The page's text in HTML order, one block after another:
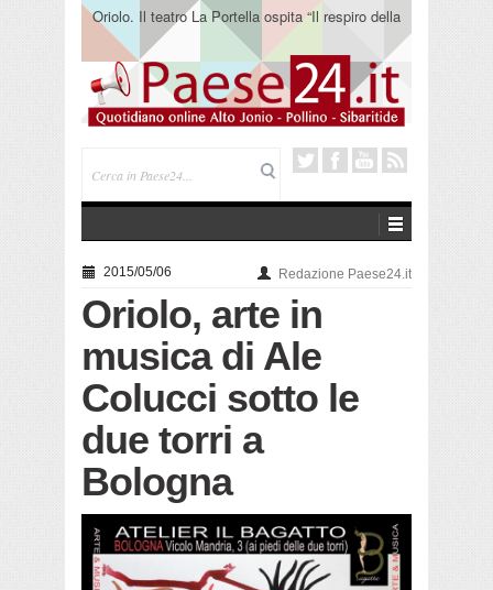
Oriolo. Il teatro La Portella ospita “Il respiro della
terra” del collettivo 365
2015/05/06 Redazione Paese24.it
Oriolo, arte in
musica di Ale
Colucci sotto le
due torri a
Bologna